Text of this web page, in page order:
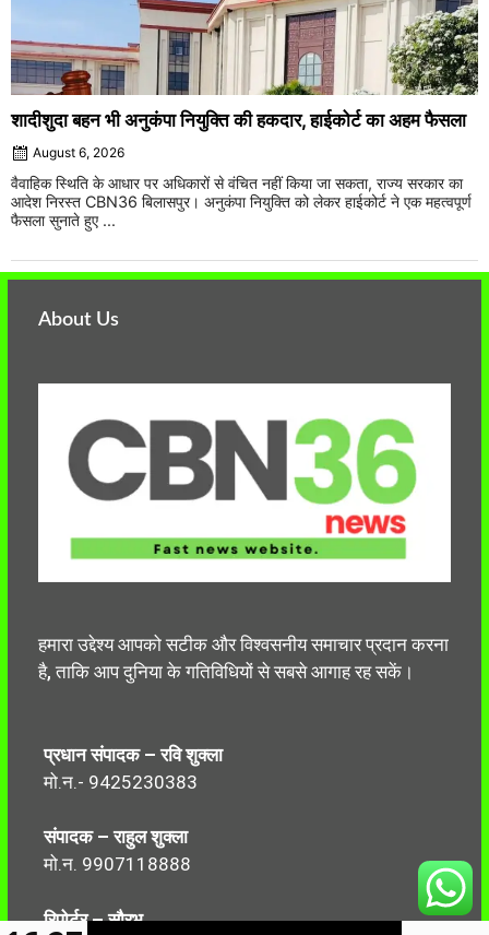
शादीशुदा बहन भी अनुकंपा नियुक्ति की हकदार, हाईकोर्ट का अहम फैसला
August 6, 2026
वैवाहिक स्थिति के आधार पर अधिकारों से वंचित नहीं किया जा सकता, राज्य सरकार का
आदेश निरस्त CBN36 बिलासपुर। अनुकंपा नियुक्ति को लेकर हाईकोर्ट ने एक महत्वपूर्ण
फैसला सुनाते हुए ...
About Us
हमारा उद्देश्य आपको सटीक और विश्वसनीय समाचार प्रदान करना
है, ताकि आप दुनिया के गतिविधियों से सबसे आगाह रह सकें।
प्रधान संपादक – रवि शुक्ला
मो.न.- 9425230383
संपादक – राहुल शुक्ला
मो.न. 9907118888
रिपोर्टर – सौरभ